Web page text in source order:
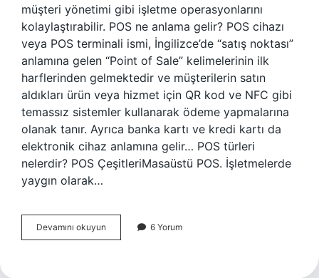
müşteri yönetimi gibi işletme operasyonlarını
kolaylaştırabilir. POS ne anlama gelir? POS cihazı
veya POS terminali ismi, İngilizce’de “satış noktası”
anlamına gelen “Point of Sale” kelimelerinin ilk
harflerinden gelmektedir ve müşterilerin satın
aldıkları ürün veya hizmet için QR kod ve NFC gibi
temassız sistemler kullanarak ödeme yapmalarına
olanak tanır. Ayrıca banka kartı ve kredi kartı da
elektronik cihaz anlamına gelir… POS türleri
nelerdir? POS ÇeşitleriMasaüstü POS. İşletmelerde
yaygın olarak…
Devamını okuyun
Paketi
6 Yorum